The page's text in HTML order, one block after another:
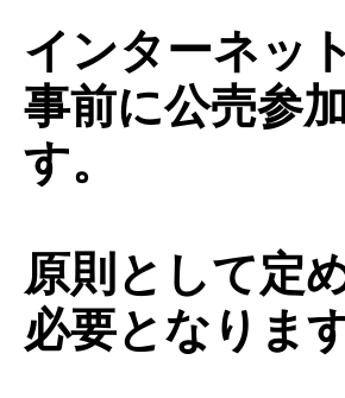
インターネッ
事前に公売参
す。
原則として定
必要となります